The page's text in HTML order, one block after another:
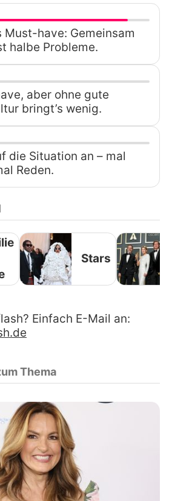
Must-have: Gemeinsam
halbe Probleme.
aber ohne gute
bringt’s wenig.
die Situation an – mal
Reden.
Stars
Einfach E-Mail an:
Thema